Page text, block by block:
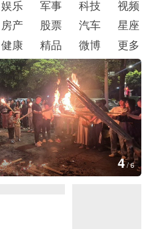
娱乐 军事 科技
视频
房产 股票 汽车
星座
健康 精品 微博 更多
4/6